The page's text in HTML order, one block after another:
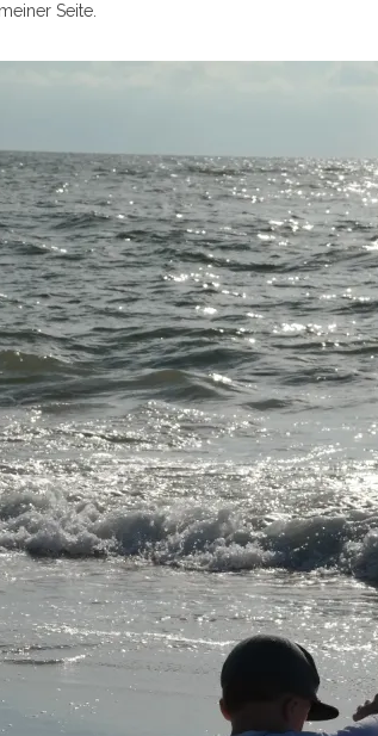
Seite.